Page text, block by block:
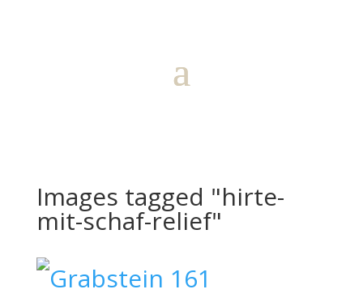
Images tagged "hirte-
mit-schaf-relief"